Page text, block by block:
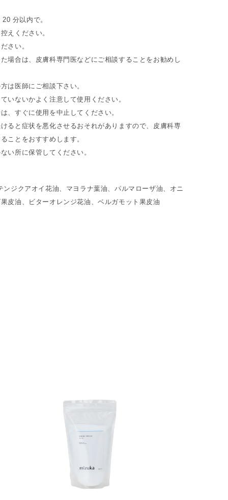
分以内で。
えください。
さい。
場合は、皮膚科専門医などにご相談することをお勧めし
は医師にご相談下さい。
いないかよく注意して使用ください。
、すぐに使用を中止してください。
ると症状を悪化させるおそれがありますので、皮膚科専
ことをおすすめします。
い所に保管してください。
ンジクアオイ花油、マヨラナ葉油、パルマローザ油、オニ
皮油、ビターオレンジ花油、ベルガモット果皮油